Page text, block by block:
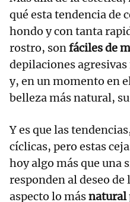
qué esta tendencia de
hondo y con tanta
rostro, sonfáciles de
depilaciones
y, en un momento en
belleza más natural,
Y es que las
cíclicas, pero estas
hoy algo más que una
responden al deseo de
aspecto lo másnatural